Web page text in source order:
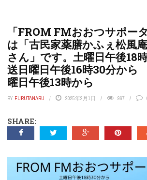
「FROM FMおおつサポー
は「古民家薬膳かふぇ松風
さん」です。土曜日午後
送日曜日午後16時30分か
曜日午後13時から
BY FURUTANARU 2025年2月1日 967
SHARE: